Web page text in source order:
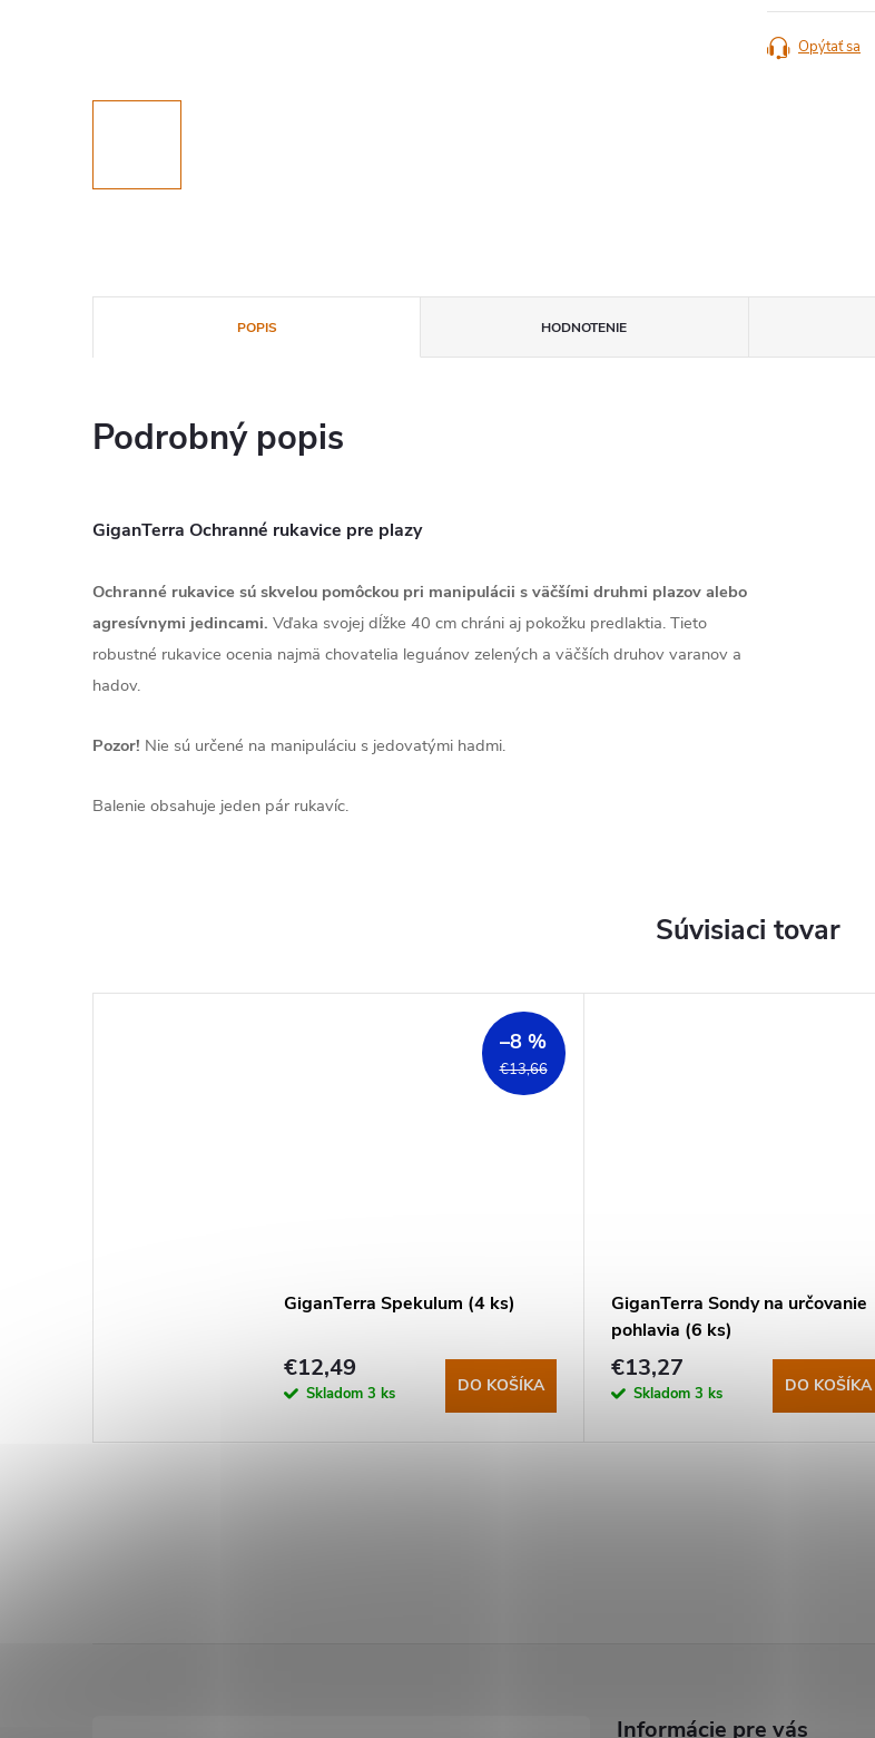
Opýtať sa
POPIS HODNOTENIE
Podrobný popis
GiganTerra Ochranné rukavice pre plazy
Ochranné rukavice sú skvelou pomôckou pri manipulácii s väčšími druhmi plazov alebo
agresívnymi jedincami. Vďaka svojej dĺžke 40 cm chráni aj pokožku predlaktia. Tieto
robustné rukavice ocenia najmä chovatelia leguánov zelených a väčších druhov varanov a
hadov.
Pozor! Nie sú určené na manipuláciu s jedovatými hadmi.
Balenie obsahuje jeden pár rukavíc.
Súvisiaci tovar
€13,66
–8 %
GiganTerra Spekulum (4 ks)
€12,49
Skladom 3 ks DO KOŠÍKA
GiganTerra Sondy na určovanie
pohlavia (6 ks)
€13,27
Skladom 3 ks DO KOŠÍKA
Informácie pre vás